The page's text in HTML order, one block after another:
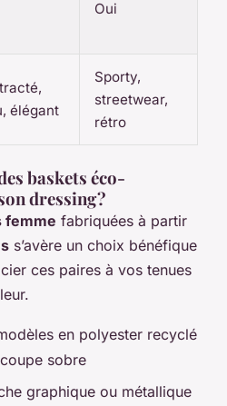
Oui
élégant
Sporty,
streetwear,
rétro
baskets éco-
dressing ?
femme fabriquées à partir
s’avère un choix bénéfique
ces paires à vos tenues
en polyester recyclé
sobre
graphique ou métallique